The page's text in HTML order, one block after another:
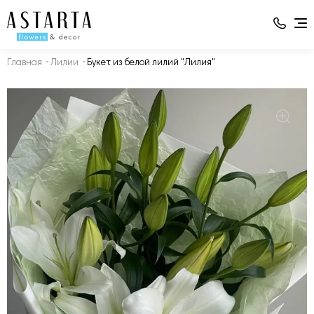
Главная Лилии Букет из белой лилий "Лилия"